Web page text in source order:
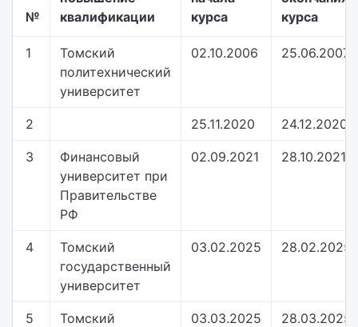
№
квалификации
курса
курса
1
Томский
политехнический
университет
02.10.2006 25.06.2007
2 25.11.2020 24.12.2020
3
Финансовый
университет при
Правительстве
РФ
02.09.2021 28.10.2021
4
Томский
государственный
университет
03.02.2025 28.02.2025
5
Томский
03.03.2025 28.03.2025